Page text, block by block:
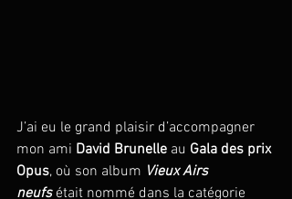
J’ai eu le grand plaisir d’accompagner
mon ami David Brunelle au Gala des prix
Opus, où son album Vieux Airs
neufs était nommé dans la catégorie